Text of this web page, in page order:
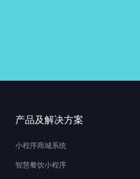
产品及解决方案
小程序商城系统
智慧餐饮小程序